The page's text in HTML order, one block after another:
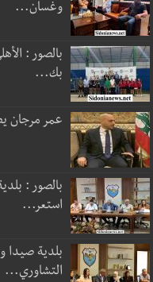
وغسان...
بالصور :
بك...
عمر مرجان
بالصور :
استعر...
بلدية صيدا
التشاوري...